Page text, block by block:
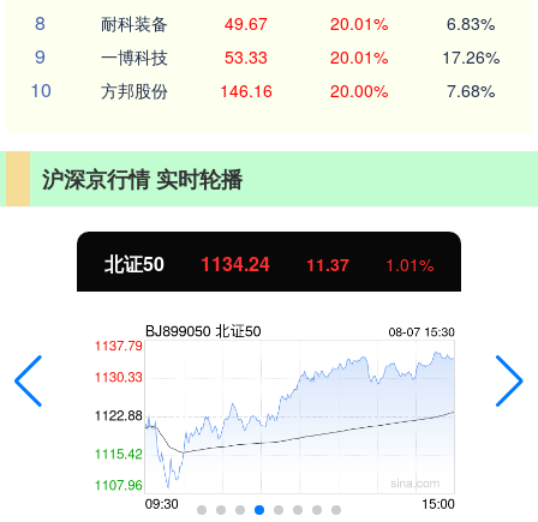
8 耐科装备 49.67 20.01% 6.83%
9 一博科技 53.33 20.01% 17.26%
10 方邦股份 146.16 20.00% 7.68%
沪深京行情 实时轮播
北证50 1134.24 11.37 1.01%